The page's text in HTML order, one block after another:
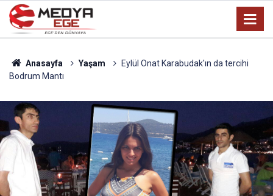
Anasayfa Yaşam
Eylül Onat Karabudak'ın da tercihi
Bodrum Mantı